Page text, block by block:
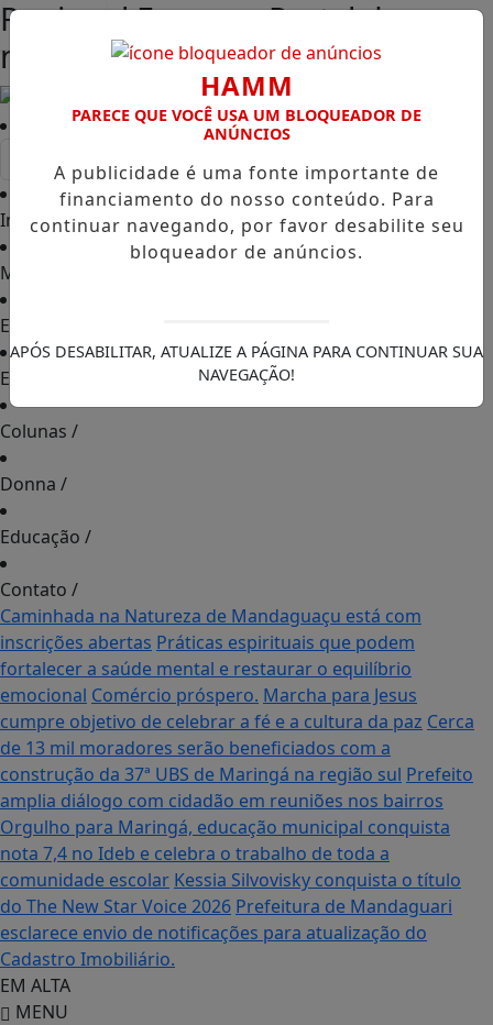
Regional Express -Portal de
notícias - Maringá - PR
Início/
Municípios
Estados
Esportes
Colunas /
Donna /
Educação /
Contato /
Caminhada na Natureza de Mandaguaçu está com
inscrições abertas Práticas espirituais que podem
fortalecer a saúde mental e restaurar o equilíbrio
emocional Comércio próspero. Marcha para Jesus
cumpre objetivo de celebrar a fé e a cultura da paz Cerca
de 13 mil moradores serão beneficiados com a
construção da 37ª UBS de Maringá na região sul Prefeito
amplia diálogo com cidadão em reuniões nos bairros
Orgulho para Maringá, educação municipal conquista
nota 7,4 no Ideb e celebra o trabalho de toda a
comunidade escolar Kessia Silvovisky conquista o título
do The New Star Voice 2026 Prefeitura de Mandaguari
esclarece envio de notificações para atualização do
Cadastro Imobiliário.
EM ALTA
MENU
HAMM
PARECE QUE VOCÊ USA UM BLOQUEADOR DE
ANÚNCIOS
A publicidade é uma fonte importante de
financiamento do nosso conteúdo. Para
continuar navegando, por favor desabilite seu
bloqueador de anúncios.
APÓS DESABILITAR, ATUALIZE A PÁGINA PARA CONTINUAR SUA
NAVEGAÇÃO!